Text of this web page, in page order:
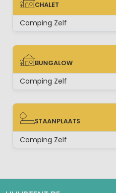
CHALET
CHALET
Camping Zelf
BUNGALOW
BUNGALOW
Camping Zelf
STAANPLAATS
STAANPLAATS
Camping Zelf